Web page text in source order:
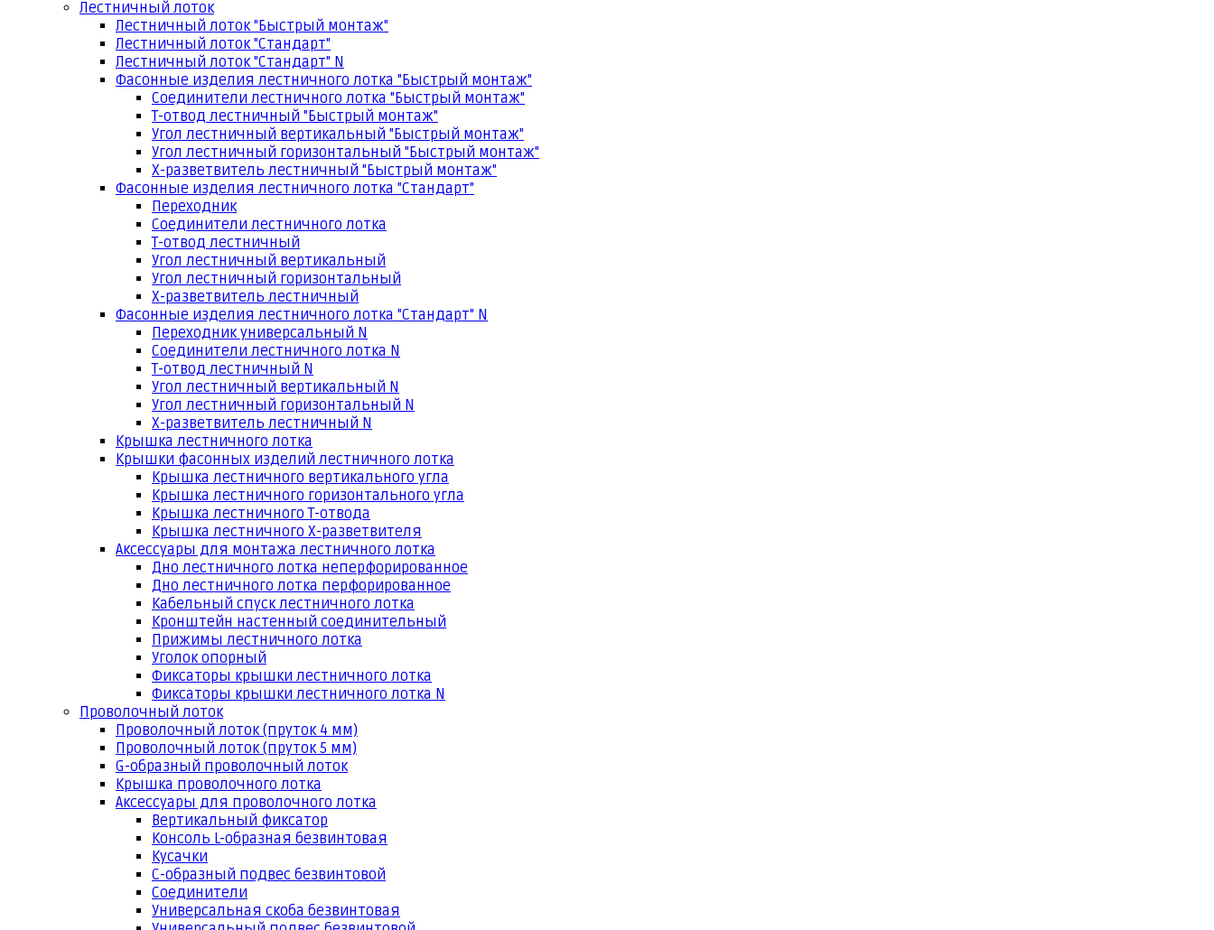
Лестничный лоток
Лестничный лоток "Быстрый монтаж"
Лестничный лоток "Стандарт"
Лестничный лоток "Стандарт" N
Фасонные изделия лестничного лотка "Быстрый монтаж"
Соединители лестничного лотка "Быстрый монтаж"
Т-отвод лестничный "Быстрый монтаж"
Угол лестничный вертикальный "Быстрый монтаж"
Угол лестничный горизонтальный "Быстрый монтаж"
Х-разветвитель лестничный "Быстрый монтаж"
Фасонные изделия лестничного лотка "Стандарт"
Переходник
Соединители лестничного лотка
Т-отвод лестничный
Угол лестничный вертикальный
Угол лестничный горизонтальный
Х-разветвитель лестничный
Фасонные изделия лестничного лотка "Стандарт" N
Переходник универсальный N
Соединители лестничного лотка N
Т-отвод лестничный N
Угол лестничный вертикальный N
Угол лестничный горизонтальный N
Х-разветвитель лестничный N
Крышка лестничного лотка
Крышки фасонных изделий лестничного лотка
Крышка лестничного вертикального угла
Крышка лестничного горизонтального угла
Крышка лестничного Т-отвода
Крышка лестничного Х-разветвителя
Аксессуары для монтажа лестничного лотка
Дно лестничного лотка неперфорированное
Дно лестничного лотка перфорированное
Кабельный спуск лестничного лотка
Кронштейн настенный соединительный
Прижимы лестничного лотка
Уголок опорный
Фиксаторы крышки лестничного лотка
Фиксаторы крышки лестничного лотка N
Проволочный лоток
Проволочный лоток (пруток 4 мм)
Проволочный лоток (пруток 5 мм)
G-образный проволочный лоток
Крышка проволочного лотка
Аксессуары для проволочного лотка
Вертикальный фиксатор
Консоль L-образная безвинтовая
Кусачки
С-образный подвес безвинтовой
Соединители
Универсальная скоба безвинтовая